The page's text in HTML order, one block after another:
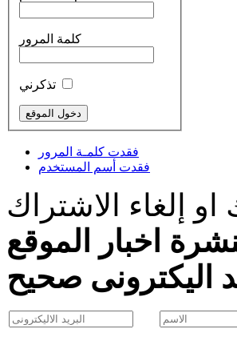
كلمة المرور
فقدت كلمـة المرور
فقدت أسم المستخدم
إلغاء الاشتراك
اخبار الموقع